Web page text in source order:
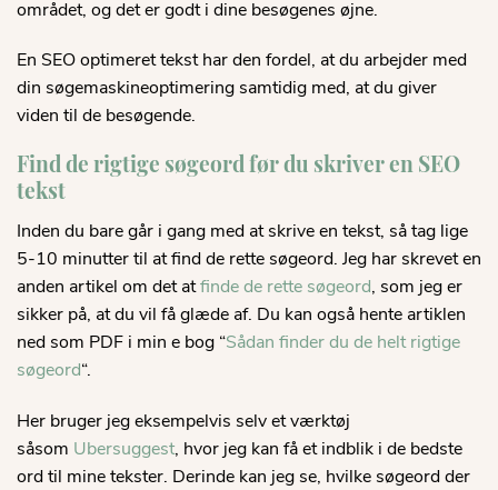
området, og det er godt i dine besøgenes øjne.
En SEO optimeret tekst har den fordel, at du arbejder med
din søgemaskineoptimering samtidig med, at du giver
viden til de besøgende.
Find de rigtige søgeord før du skriver en SEO
tekst
Inden du bare går i gang med at skrive en tekst, så tag lige
5-10 minutter til at find de rette søgeord. Jeg har skrevet en
anden artikel om det atfinde de rette søgeord, som jeg er
sikker på, at du vil få glæde af. Du kan også hente artiklen
ned som PDF i min e bog “Sådan finder du de helt rigtige
søgeord“.
Her bruger jeg eksempelvis selv et værktøj
såsom Ubersuggest, hvor jeg kan få et indblik i de bedste
ord til mine tekster. Derinde kan jeg se, hvilke søgeord der